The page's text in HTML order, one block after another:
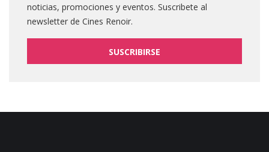
noticias, promociones y eventos. Suscribete al
newsletter de Cines Renoir.
SUSCRIBIRSE